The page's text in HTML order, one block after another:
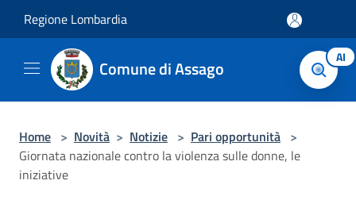
Regione Lombardia
Comune di Assago AI
Home > Novità > Notizie > Pari opportunità >
Giornata nazionale contro la violenza sulle donne, le
iniziative